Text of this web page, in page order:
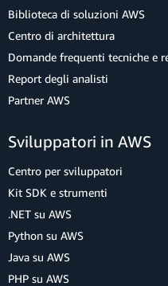
Biblioteca di soluzioni AWS
Centro di architettura
Domande frequenti tecniche e
Report degli analisti
Partner AWS
Sviluppatori in AWS
Centro per sviluppatori
Kit SDK e strumenti
.NET su AWS
Python su AWS
Java su AWS
PHP su AWS